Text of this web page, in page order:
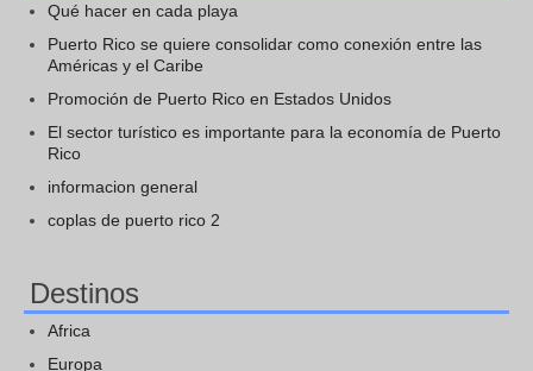
Qué hacer en cada playa
Puerto Rico se quiere consolidar como conexión entre las
Américas y el Caribe
Promoción de Puerto Rico en Estados Unidos
El sector turístico es importante para la economía de Puerto
Rico
informacion general
coplas de puerto rico 2
Destinos
Africa
Europa